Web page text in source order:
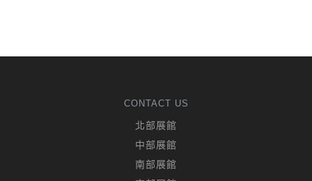
CONTACT US
北部展館
中部展館
南部展館